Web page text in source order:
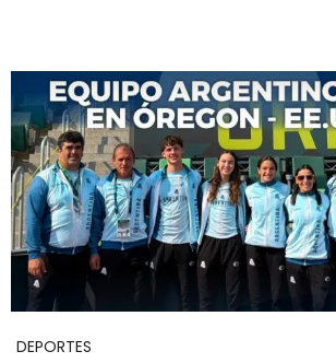
DEPORTES